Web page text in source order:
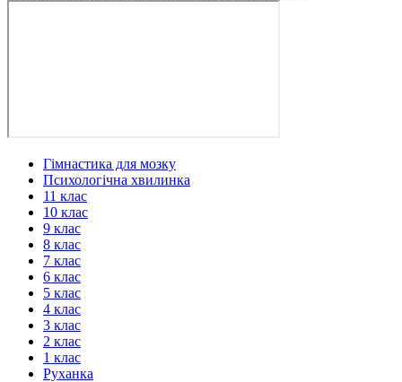
Гімнастика для мозку
Психологічна хвилинка
11 клас
10 клас
9 клас
8 клас
7 клас
6 клас
5 клас
4 клас
3 клас
2 клас
1 клас
Руханка